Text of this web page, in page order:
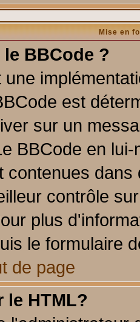
Mise en
BBCode ?
une
est
sur un
BBCode en
contenues
contrôle
plus
le formulaire
de page
le HTML?